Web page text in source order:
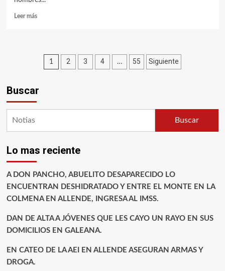
Leer más
Paginación
1 2 3 4 … 55 Siguiente
Buscar
Buscar
Lo mas reciente
A DON PANCHO, ABUELITO DESAPARECIDO LO
ENCUENTRAN DESHIDRATADO Y ENTRE EL MONTE EN LA
COLMENA EN ALLENDE, INGRESA AL IMSS.
DAN DE ALTA A JÓVENES QUE LES CAYO UN RAYO EN SUS
DOMICILIOS EN GALEANA.
EN CATEO DE LA AEI EN ALLENDE ASEGURAN ARMAS Y
DROGA.